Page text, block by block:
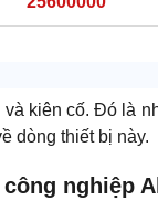
kiên cố. Đó là
dòng thiết bị này.
nghiệp